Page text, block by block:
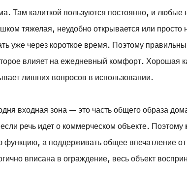
Там калиткой пользуются постоянно, и любые
тяжелая, неудобно открывается или
уже через короткое время. Поэтому
влияет на ежедневный комфорт. Хорошая
лишних вопросов в использовании.
входная зона — это часть общего образа
речь идет о коммерческом объекте. Поэтому
функцию, а поддерживать общее впечатление
вписана в ограждение, весь объект